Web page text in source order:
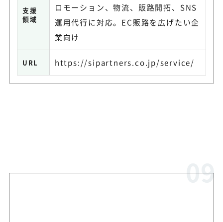
支援
領域
ロモーション、物流、販路開拓、SNS
運用代行に対応。EC販路を広げたい企
業向け
URL https://sipartners.co.jp/service/